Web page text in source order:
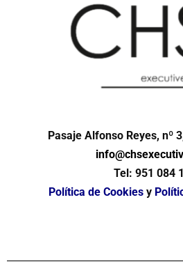
Pasaje Alfonso Reyes, nº
Tel: 951 084
Política de Cookies y